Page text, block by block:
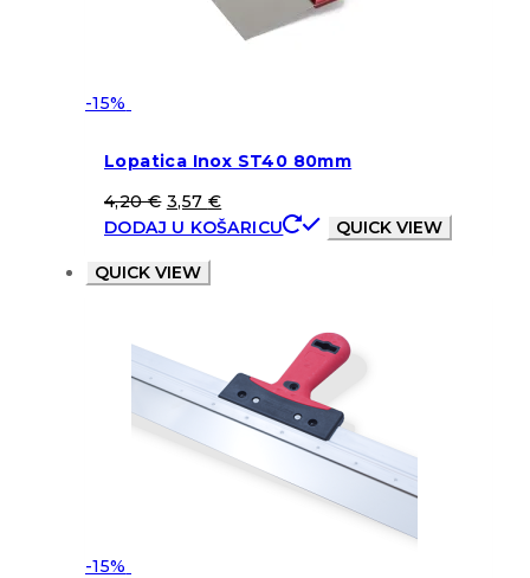
-15%
Lopatica Inox ST40 80mm
4,20€ 3,57 €
DODAJ U KOŠARICU
QUICK VIEW
QUICK VIEW
-15%